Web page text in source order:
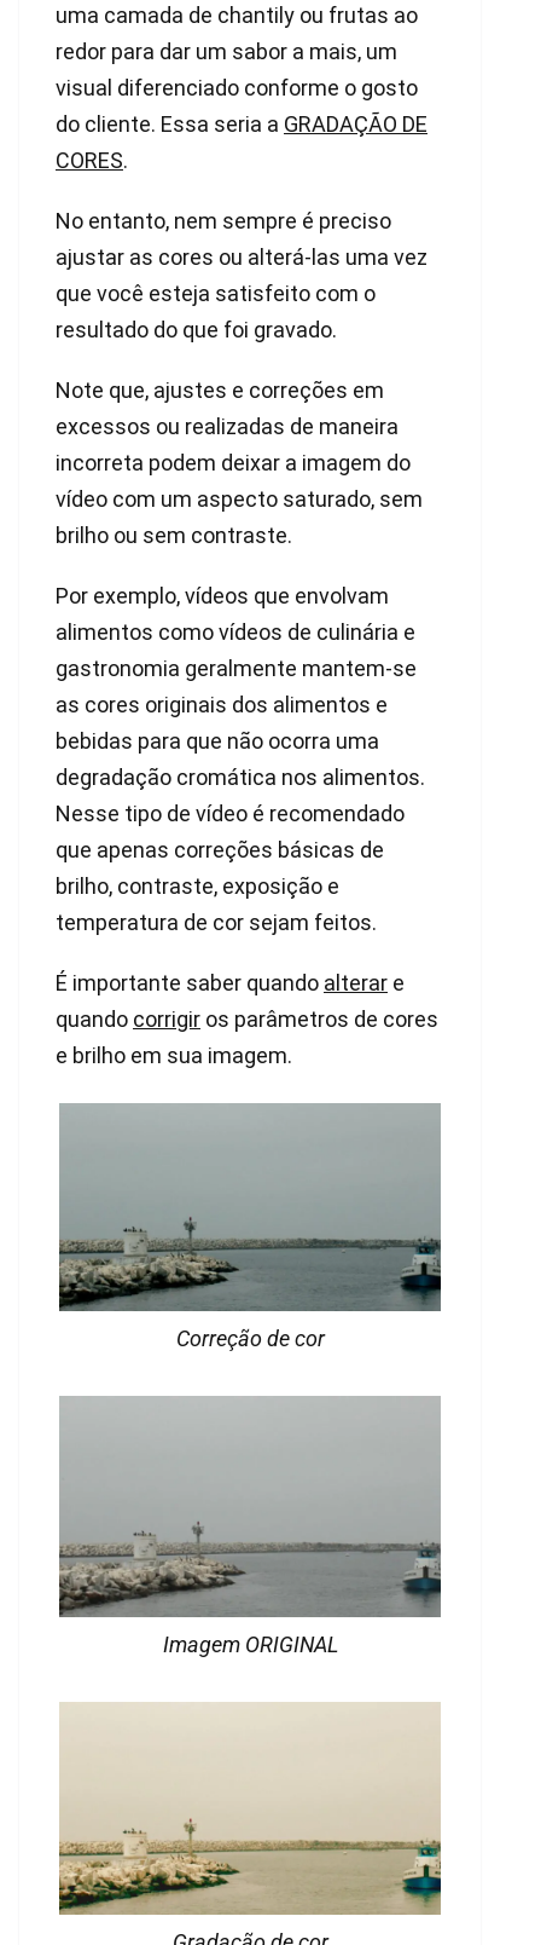
uma camada de chantily ou frutas ao
redor para dar um sabor a mais, um
visual diferenciado conforme o gosto
do cliente. Essa seria a GRADAÇÃO DE
CORES.
No entanto, nem sempre é preciso
ajustar as cores ou alterá-las uma vez
que você esteja satisfeito com o
resultado do que foi gravado.
Note que, ajustes e correções em
excessos ou realizadas de maneira
incorreta podem deixar a imagem do
vídeo com um aspecto saturado, sem
brilho ou sem contraste.
Por exemplo, vídeos que envolvam
alimentos como vídeos de culinária e
gastronomia geralmente mantem-se
as cores originais dos alimentos e
bebidas para que não ocorra uma
degradação cromática nos alimentos.
Nesse tipo de vídeo é recomendado
que apenas correções básicas de
brilho, contraste, exposição e
temperatura de cor sejam feitos.
É importante saber quando alterar e
quando corrigir os parâmetros de cores
e brilho em sua imagem.
Correção de cor
Imagem ORIGINAL